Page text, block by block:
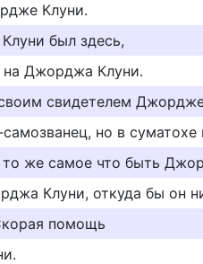
Клуни.
был здесь,
Джорджа Клуни.
свидетелем
но в суматохе
то же самое что быть
Клуни, откуда бы он
помощь